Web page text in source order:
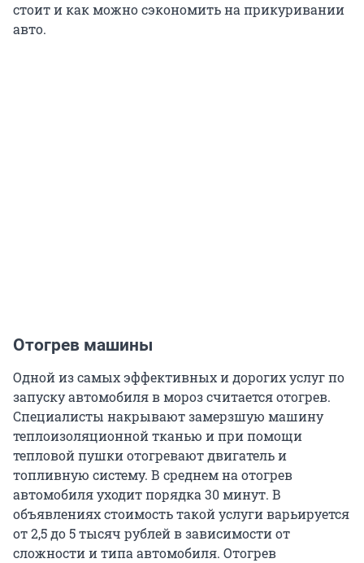
стоит и как можно сэкономить на прикуривании
авто.
Отогрев машины
Одной из самых эффективных и дорогих услуг по
запуску автомобиля в мороз считается отогрев.
Специалисты накрывают замерзшую машину
теплоизоляционной тканью и при помощи
тепловой пушки отогревают двигатель и
топливную систему. В среднем на отогрев
автомобиля уходит порядка 30 минут. В
объявлениях стоимость такой услуги варьируется
от 2,5 до 5 тысяч рублей в зависимости от
сложности и типа автомобиля. Отогрев